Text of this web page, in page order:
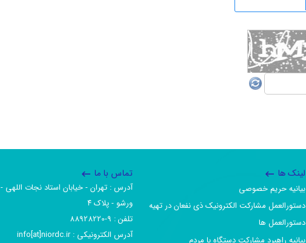
لینک ها
بیانیه حریم خصوصی
دستورالعمل مشارکت الکترونیک ذی نفعان در تهیه
دستورالعمل ها
تماس با ما
آدرس :‌ تهران - خیابان استاد نجات اللهی -
ورشو - پلاک ۴
تلفن :‌ 9-88928220
آدرس الکترونیکی :‌ info[at]niordc.ir